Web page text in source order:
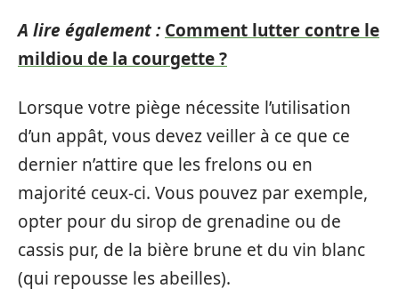
A lire également : Comment lutter contre le
mildiou de la courgette ?
Lorsque votre piège nécessite l’utilisation
d’un appât, vous devez veiller à ce que ce
dernier n’attire que les frelons ou en
majorité ceux-ci. Vous pouvez par exemple,
opter pour du sirop de grenadine ou de
cassis pur, de la bière brune et du vin blanc
(qui repousse les abeilles).